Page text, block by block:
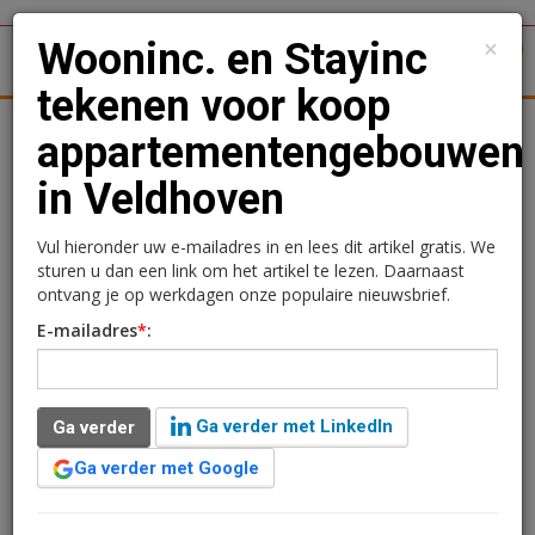
Retail
Wooninc. en Stayinc
tekenen voor koop
appartementengebouwen
in Veldhoven
Redactie
27 december 2024 om 10:25
2 minuten leestijd
Projectontwikkelaars Interesting Vastgoed en Van
×
Wooninc. en Stayinc
tekenen voor koop
appartementengebouwen
in Veldhoven
Vul hieronder uw e-mailadres in en lees dit artikel gratis. We
sturen u dan een link om het artikel te lezen. Daarnaast
ontvang je op werkdagen onze populaire nieuwsbrief.
E-mailadres*:
Ga verder
Ga verder met LinkedIn
Ga verder met Google